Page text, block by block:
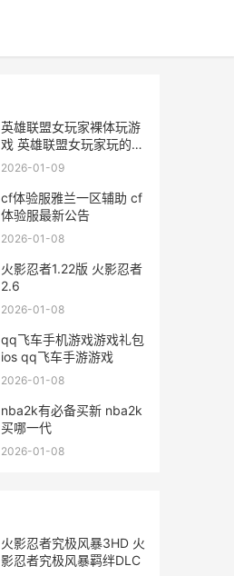
英雄联盟女玩家裸体玩游
戏 英雄联盟女玩家玩的最
多的英雄
2026-01-09
cf体验服雅兰一区辅助 cf
体验服最新公告
2026-01-08
火影忍者1.22版 火影忍者
2.6
2026-01-08
qq飞车手机游戏游戏礼包
ios qq飞车手游游戏
2026-01-08
nba2k有必备买新 nba2k
买哪一代
2026-01-08
火影忍者究极风暴3HD 火
影忍者究极风暴羁绊DLC